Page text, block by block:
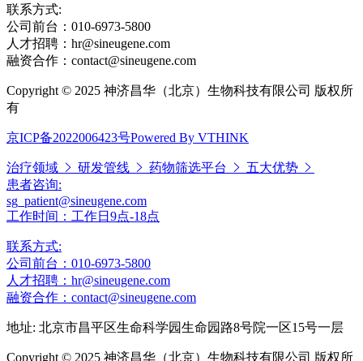
联系方式:
公司前台：010-6973-5800
人才招聘：hr@sineugene.com
融资合作：contact@sineugene.com
Copyright © 2025 神济昌华（北京）生物科技有限公司 版权所
有
京ICP备2022006423号Powered By VTHINK
治疗领域 研发管线 药物筛选平台
五大优势
患者咨询:
sg_patient@sineugene.com
工作时间：工作日9点-18点
联系方式:
公司前台：010-6973-5800
人才招聘：hr@sineugene.com
融资合作：contact@sineugene.com
地址: 北京市昌平区生命科学园生命园路8号院一区15号一层
Copyright © 2025 神济昌华（北京）生物科技有限公司 版权所